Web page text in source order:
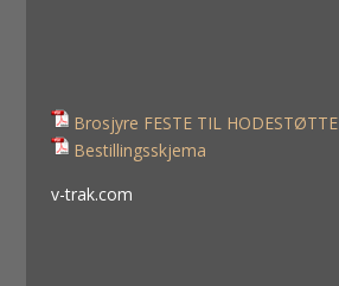
Brosjyre FESTE TIL HODESTØTTE
Bestillingsskjema
v-trak.com